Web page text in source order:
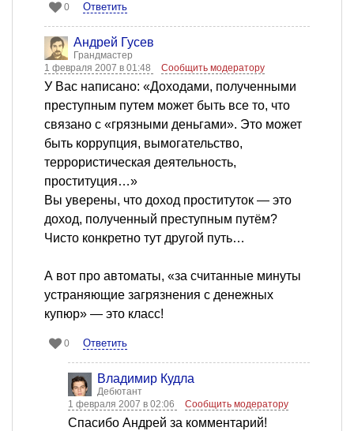
0 Ответить
Андрей Гусев
Грандмастер
1 февраля 2007 в 01:48
Сообщить модератору
У Вас написано: «Доходами, полученными
преступным путем может быть все то, что
связано с «грязными деньгами». Это может
быть коррупция, вымогательство,
террористическая деятельность,
проституция…»
Вы уверены, что доход проституток — это
доход, полученный преступным путём?
Чисто конкретно тут другой путь…
А вот про автоматы, «за считанные минуты
устраняющие загрязнения с денежных
купюр» — это класс!
0 Ответить
Владимир Кудла
Дебютант
1 февраля 2007 в 02:06
Сообщить модератору
Спасибо Андрей за комментарий!